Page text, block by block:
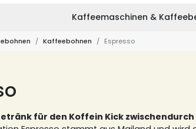
Kaffeemaschinen &
Kaffeebohnen Espresso
für den Koffein Kick zwischendurch